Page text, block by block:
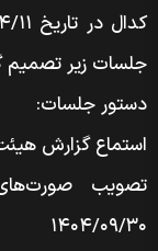
جلسات زیر تصمیم
دستور جلسات:
استماع گزارش
تصویب
۱۴۰۴/۰۹/۳۰